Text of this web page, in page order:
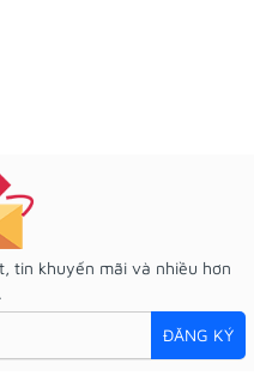
tin khuyến mãi và nhiều hơn
ĐĂNG KÝ